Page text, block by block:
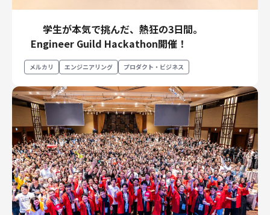
学生が本気で挑んだ、熱狂の3日間。
Engineer Guild Hackathon開催！
メルカリ エンジニアリング プロダクト・ビジネス